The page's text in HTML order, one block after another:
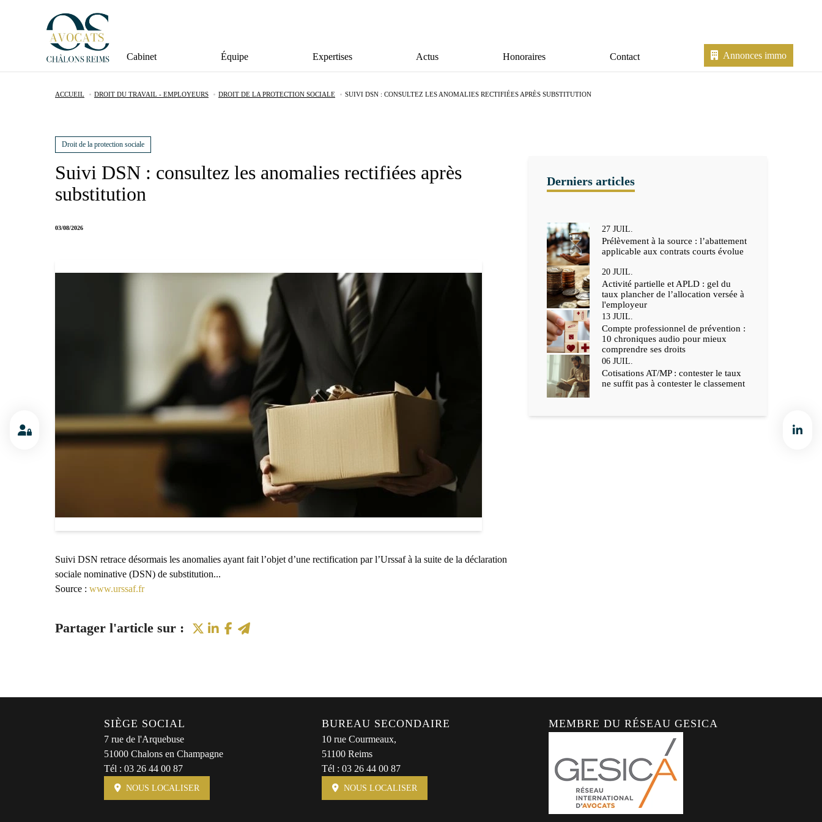
Cabinet Équipe Expertises Actus Honoraires Contact Annonces immo
ACCUEIL DROIT DU TRAVAIL - EMPLOYEURS DROIT DE LA PROTECTION SOCIALE SUIVI DSN : CONSULTEZ LES ANOMALIES RECTIFIÉES APRÈS SUBSTITUTION
Suivi DSN : consultez les anomalies rectifiées après
substitution
03/08/2026
Droit de la protection sociale
Source : www.urssaf.fr
Suivi DSN retrace désormais les anomalies ayant fait l’objet d’une rectification par l’Urssaf à la suite de la déclaration
sociale nominative (DSN) de substitution...
Prélèvement à la source : l’abattement
applicable aux contrats courts évolue
27 JUIL.
Activité partielle et APLD : gel du
taux plancher de l’allocation versée à
l'employeur
20 JUIL.
Compte professionnel de prévention :
10 chroniques audio pour mieux
comprendre ses droits
13 JUIL.
Cotisations AT/MP : contester le taux
ne suffit pas à contester le classement
06 JUIL.
SIÈGE SOCIAL
7 rue de l'Arquebuse
51000 Chalons en Champagne
Tél :03 26 44 00 87
NOUS LOCALISER
BUREAU SECONDAIRE
10 rue Courmeaux,
51100 Reims
Tél : 03 26 44 00 87
NOUS LOCALISER
MEMBRE DU RÉSEAU GESICA